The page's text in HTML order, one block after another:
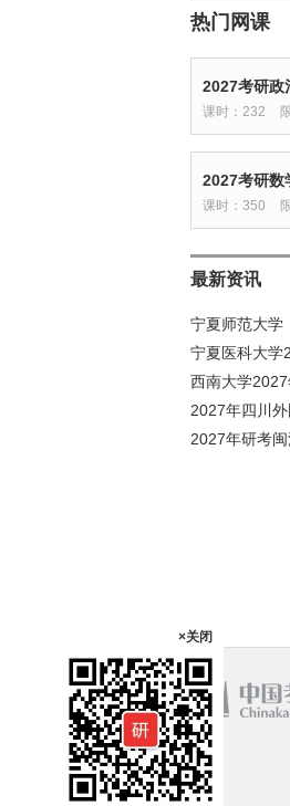
热门网课
2027考研政
课时：232
2027考研数
课时：350
最新资讯
宁夏师范大学
宁夏医科大学
西南大学2027
2027年四川
2027年研考
×关闭
课程
顶部